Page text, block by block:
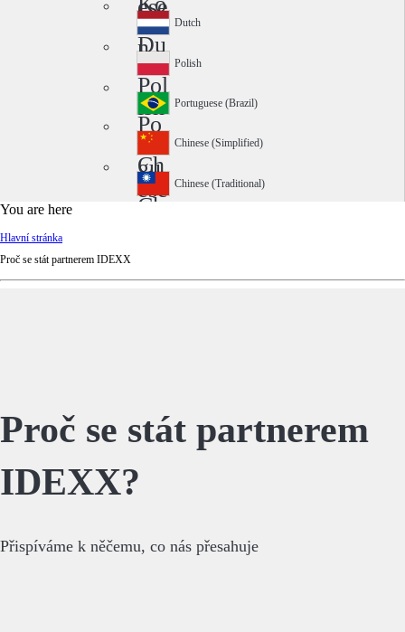
ese
rea
n
Du
tch
Dutch
Pol
ish
Polish
Po
rtu
gu
ese
Portuguese (Brazil)
Ch
ine
se
lifi
Chinese (Simplified)
Ch
Chinese (Traditional)
You are here
Hlavní stránka
Proč se stát partnerem IDEXX
Proč se stát partnerem
IDEXX?
Přispíváme k něčemu, co nás přesahuje